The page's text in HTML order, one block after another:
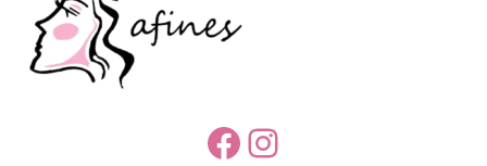
Facebook
Instagram